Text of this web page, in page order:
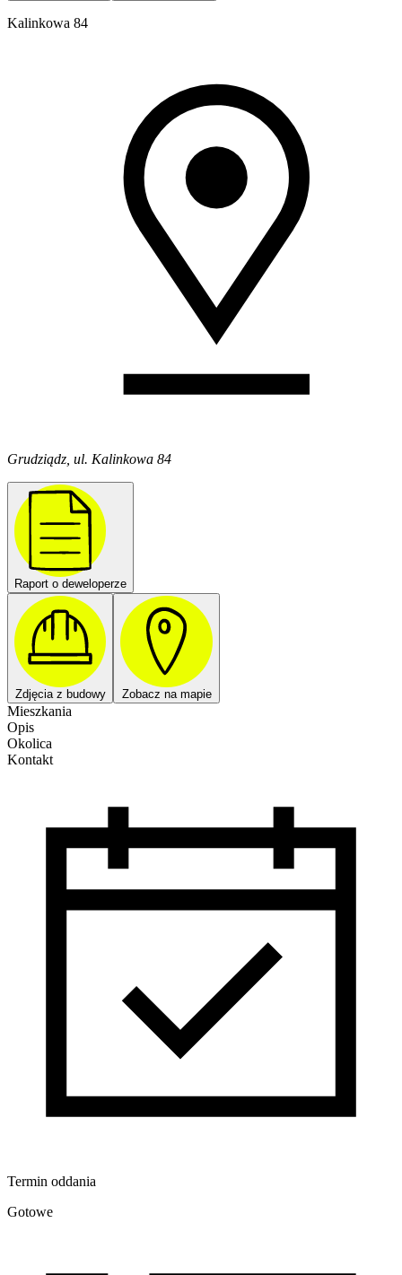
Kalinkowa 84
Grudziądz, ul. Kalinkowa 84
Raport o deweloperze
Zdjęcia z budowy Zobacz na mapie
Mieszkania
Opis
Okolica
Kontakt
Termin oddania
Gotowe